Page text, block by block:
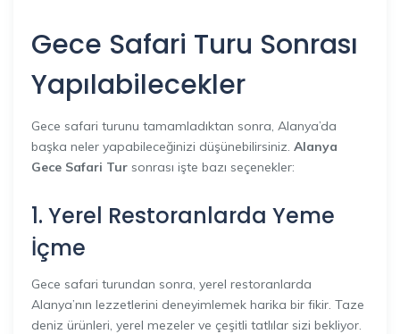
Gece Safari Turu Sonrası
Yapılabilecekler
Gece safari turunu tamamladıktan sonra, Alanya’da
başka neler yapabileceğinizi düşünebilirsiniz. Alanya
Gece Safari Tur sonrası işte bazı seçenekler:
1. Yerel Restoranlarda Yeme
İçme
Gece safari turundan sonra, yerel restoranlarda
Alanya’nın lezzetlerini deneyimlemek harika bir fikir. Taze
deniz ürünleri, yerel mezeler ve çeşitli tatlılar sizi bekliyor.